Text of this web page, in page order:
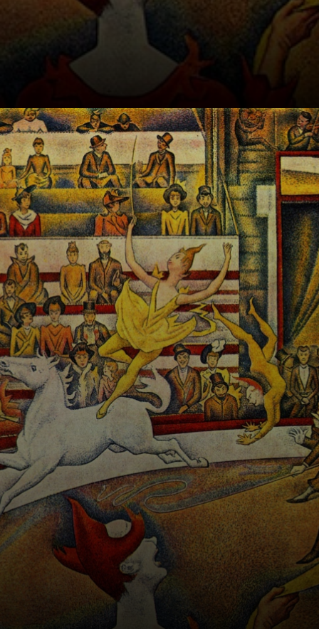
Um circo em Paris
era uma grande
atração, com
artistas que
ofereciam
truques e
acrobacias
incríveis.